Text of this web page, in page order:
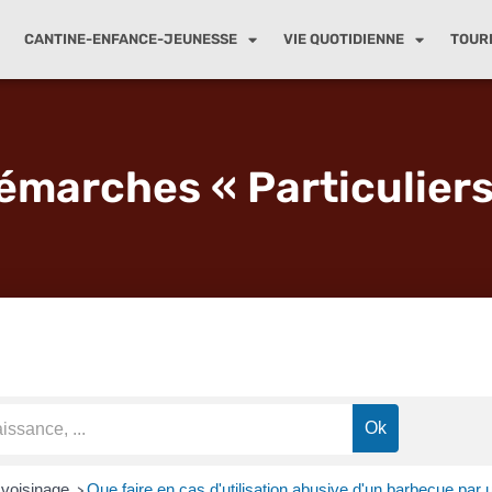
CANTINE-ENFANCE-JEUNESSE VIE QUOTIDIENNE
«